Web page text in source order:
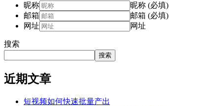
昵称
昵称 (必填)
邮箱
邮箱 (必填)
网址
网址
搜索
搜索
近期文章
短视频如何快速批量产出